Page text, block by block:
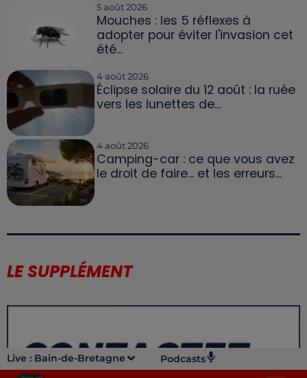
Live : Bain-de-Bretagne Podcasts
5 août 2026
Mouches : les 5 réflexes à
adopter pour éviter l'invasion cet
été...
4 août 2026
Éclipse solaire du 12 août : la ruée
vers les lunettes de...
4 août 2026
Camping-car : ce que vous avez
le droit de faire... et les erreurs...
LE SUPPLÉMENT